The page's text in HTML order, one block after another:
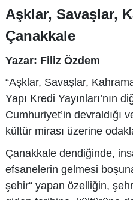
Aşklar, Savaşlar,
Çanakkale
Yazar: Filiz Özdem
“Aşklar, Savaşlar,
Yapı Kredi Yayınları’nın
Cumhuriyet’in devraldığı
kültür mirası üzerine
Çanakkale dendiğinde,
efsanelerin gelmesi
şehir“ yapan özelliğin,